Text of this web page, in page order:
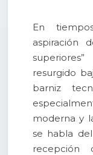
En
aspiración
resurgido
barniz
moderna y
se habla
recepción